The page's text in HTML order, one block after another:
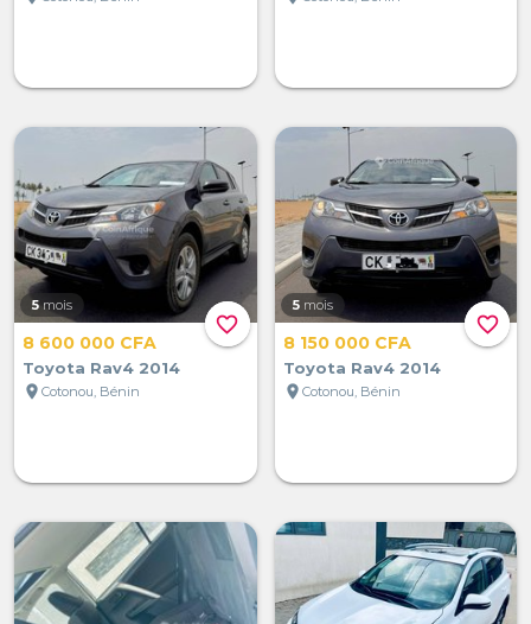
favorite_border
5 mois
8 600 000 CFA
Toyota Rav4 2014
location_on Cotonou, Bénin
favorite_border
5 mois
8 150 000 CFA
Toyota Rav4 2014
location_on Cotonou, Bénin